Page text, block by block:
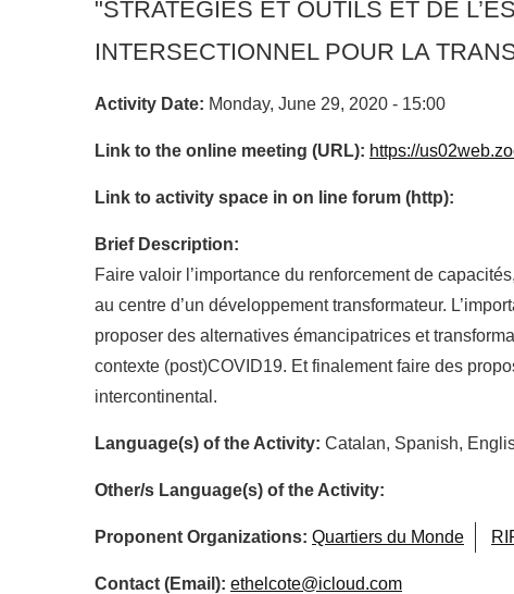
"STRATÉGIES ET OUTILS ET DE
INTERSECTIONNEL POUR LA
Activity Date: Monday, June 29, 2020 - 15:00
Link to the online meeting (URL): https://
Link to activity space in on line forum (http):
Brief Description:
Faire valoir l’importance du renforcement de
au centre d’un développement transformateur.
proposer des alternatives émancipatrices et
contexte (post)COVID19. Et finalement faire des
intercontinental.
Language(s) of the Activity: Catalan, Spanish,
Other/s Language(s) of the Activity:
Proponent Organizations: Quartiers du Monde
Contact (Email): ethelcote@icloud.com